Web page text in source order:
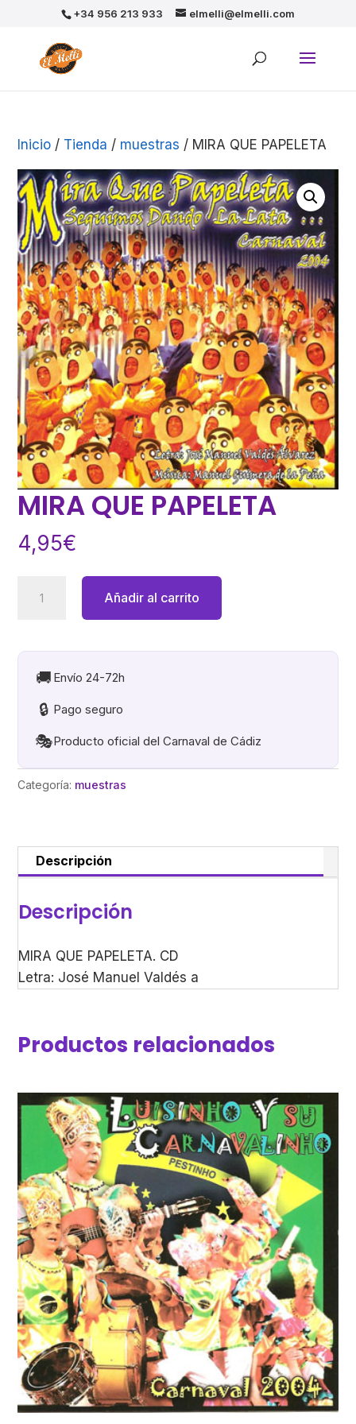
+34 956 213 933 elmelli@elmelli.com
Inicio / Tienda / muestras / MIRA QUE PAPELETA
MIRA QUE PAPELETA
4,95€
QUE
cantidad
Añadir al carrito
🚚 Envío 24-72h
🔒 Pago seguro
🎭Producto oficial del Carnaval de Cádiz
Categoría: muestras
Descripción
Descripción
MIRA QUE PAPELETA. CD
Letra: José Manuel Valdés a
Productos relacionados